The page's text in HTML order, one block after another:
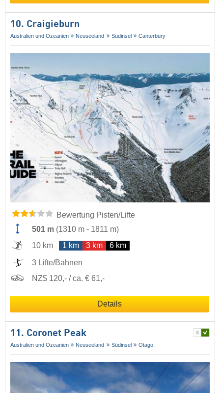
10. Craigieburn
Australien und Ozeanien Neuseeland Südinsel Canterbury
Bewertung Pisten/Lifte
501 m (1310 m - 1811 m)
10 km
1 km 3 km 6 km
3 Lifte/Bahnen
NZ$ 120,- / ca. € 61,-
Details
11. Coronet Peak
Australien und Ozeanien Neuseeland Südinsel Otago